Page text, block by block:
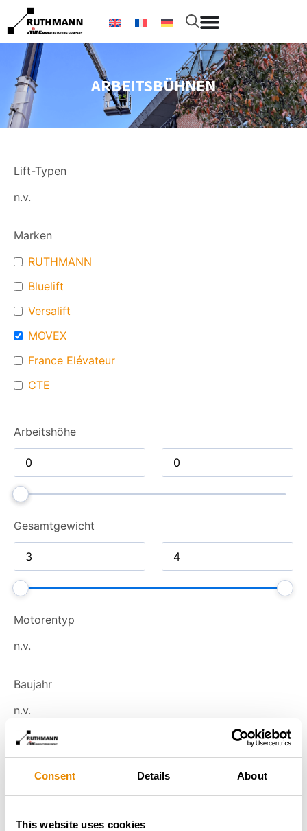
Consent Details About
This website uses cookies
ARBEITSBÜHNEN
Lift-Typen
n.v.
Marken
RUTHMANN
Bluelift
Versalift
MOVEX
France Elévateur
CTE
Arbeitshöhe
Gesamt­gewicht
Motorentyp
n.v.
Baujahr
n.v.
Betriebsstunden